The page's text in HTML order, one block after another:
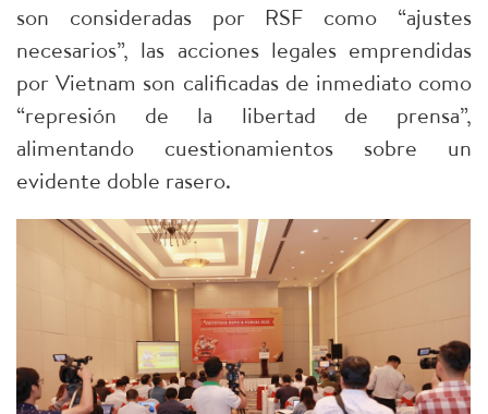
son consideradas por RSF como “ajustes
necesarios”, las acciones legales emprendidas
por Vietnam son calificadas de inmediato como
“represión de la libertad de prensa”,
alimentando cuestionamientos sobre un
evidente doble rasero.